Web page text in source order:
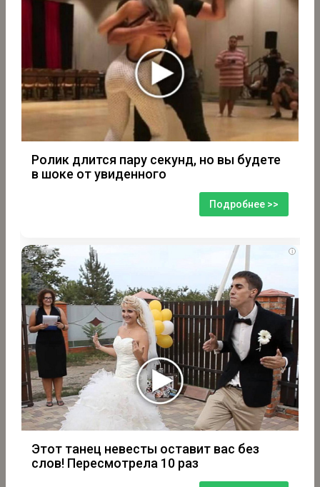
Ролик длится пару секунд, но вы будете
в шоке от увиденного
Подробнее >>
i
Этот танец невесты оставит вас без
слов! Пересмотрела 10 раз